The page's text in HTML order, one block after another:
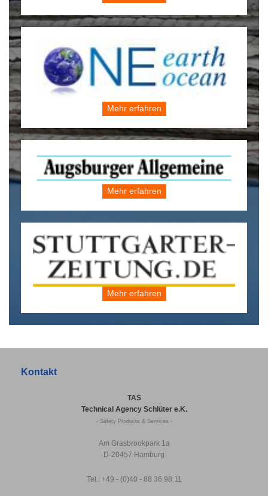
Mehr erfahren
Mehr erfahren
Mehr erfahren
Kontakt
TAS
Technical Agency Schlüter e.K.
- Safety Products & Services -
Am Grasbrookpark 1a
D-20457 Hamburg
Tel.: +49 - (0)40 - 88 36 98 11